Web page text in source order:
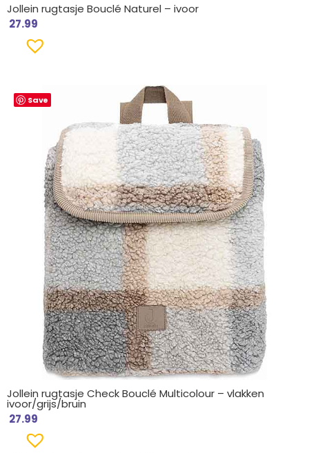
Jollein rugtasje Bouclé Naturel – ivoor
27.99
Save
Jollein rugtasje Check Bouclé Multicolour – vlakken
ivoor/grijs/bruin
27.99